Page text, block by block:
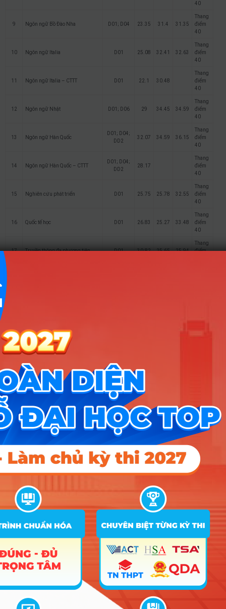
40
9 Ngôn ngữ Bồ Đào Nha D01; D04 23.35 31.4 31.35
Thang
điểm
40
10 Ngôn ngữ Italia D01 25.08 32.41 32.63
Thang
điểm
40
11 Ngôn ngữ Italia – CTTT D01 22.1 30.48
Thang
điểm
40
12 Ngôn ngữ Nhật D01; D06 29 34.45 34.59
Thang
điểm
40
13 Ngôn ngữ Hàn Quốc
D01; D04;
DD2
32.07 34.59 36.15
Thang
điểm
40
14 Ngôn ngữ Hàn Quốc – CTTT
D01; D04;
DD2
28.17
Thang
điểm
40
15 Nghiên cứu phát triển D01 25.75 25.78 32.55
Thang
điểm
40
16 Quốc tế học D01 26.83 25.27 33.48
Thang
điểm
40
17 Truyền thông đa phương tiện D01 30.82 25.65 25.94
Thang
điểm
20 Marketing
Tài chính – Ngân hàng D01
22 Công nghệ tài chính A01; D01 27.25
23 Kế toán D01 26.67 33.52
Thang
điểm
40
A01; D01;
X26
26.02
điểm
40
25 Công nghệ thông tin – CTTT
A01; D01;
16.7
Thang
26
Quản trị Dịch vụ du lịch và lữ
hành
27.58 33.04
Quản trị Dịch vụ du lịch và lữ
hành – CTTT
Thang
Hướng nghiệp
HOCMAI